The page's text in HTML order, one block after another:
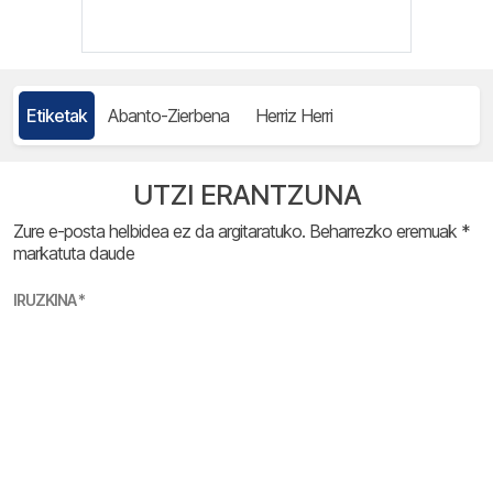
Etiketak Abanto-Zierbena Herriz Herri
UTZI ERANTZUNA
Zure e-posta helbidea ez da argitaratuko. Beharrezko eremuak *
markatuta daude
IRUZKINA*